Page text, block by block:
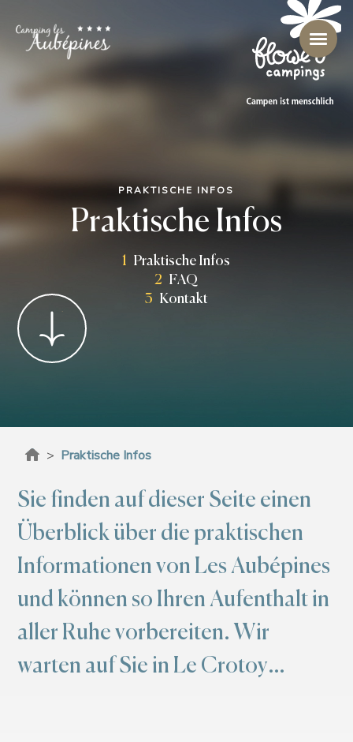
PRAKTISCHE INFOS
Praktische Infos
1 Praktische Infos
2 FAQ
3 Kontakt
> Praktische Infos
Sie finden auf dieser Seite einen
Überblick über die praktischen
Informationen von Les Aubépines
und können so Ihren Aufenthalt in
aller Ruhe vorbereiten. Wir
warten auf Sie in Le Crotoy…